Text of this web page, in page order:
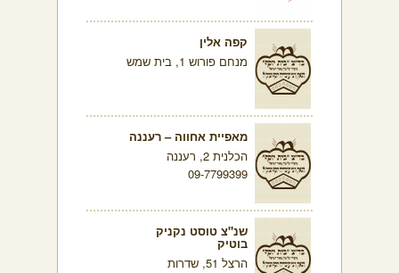
קפה אלין
מנחם פורוש 1, בית שמש
מאפיית אחווה – רעננה
הכלנית 2, רעננה
09-7799399
שנ"צ טוסט נקניק
בוטיק
הרצל 51, שדרות